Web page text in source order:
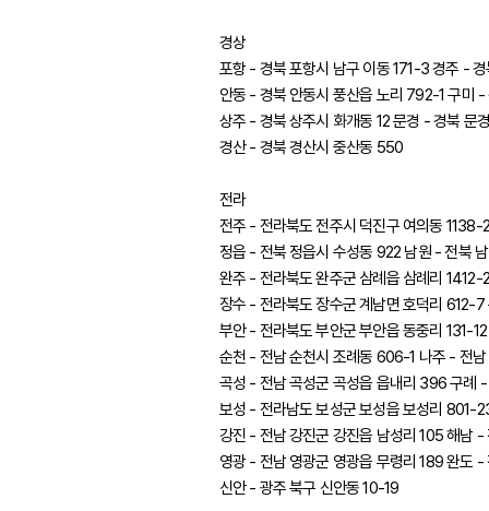
경상
포항 - 경북 포항시 남구 이동 171-3 경주 -
안동 - 경북 안동시 풍산읍 노리 792-1 구미
상주 - 경북 상주시 화개동 12 문경 - 경북 문
경산 - 경북 경산시 중산동 550
전라
전주 - 전라북도 전주시 덕진구 여의동
정읍 - 전북 정읍시 수성동 922 남원 - 전북
완주 - 전라북도 완주군 삼례읍 삼례리
장수 - 전라북도 장수군 계남면 호덕리 612-
부안 - 전라북도 부안군 부안읍 동중리 131-
순천 - 전남 순천시 조례동 606-1 나주 - 전
곡성 - 전남 곡성군 곡성읍 읍내리 396 구례
보성 - 전라남도 보성군 보성읍 보성리 801-
강진 - 전남 강진군 강진읍 남성리 105 해남
영광 - 전남 영광군 영광읍 무령리 189 완도
신안 - 광주 북구 신안동 10-19